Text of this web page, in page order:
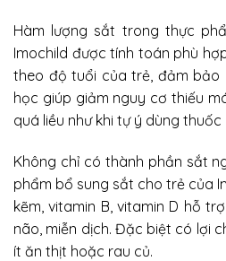
Hàm lượng sắt trong thực
Imochild được tính toán phù
theo độ tuổi của trẻ, đảm bảo
học giúp giảm nguy cơ thiếu
quá liều như khi tự ý dùng thuốc
Không chỉ có thành phần sắt
phẩm bổ sung sắt cho trẻ của
kẽm, vitamin B, vitamin D hỗ
não, miễn dịch. Đặc biệt có lợi
ít ăn thịt hoặc rau củ.